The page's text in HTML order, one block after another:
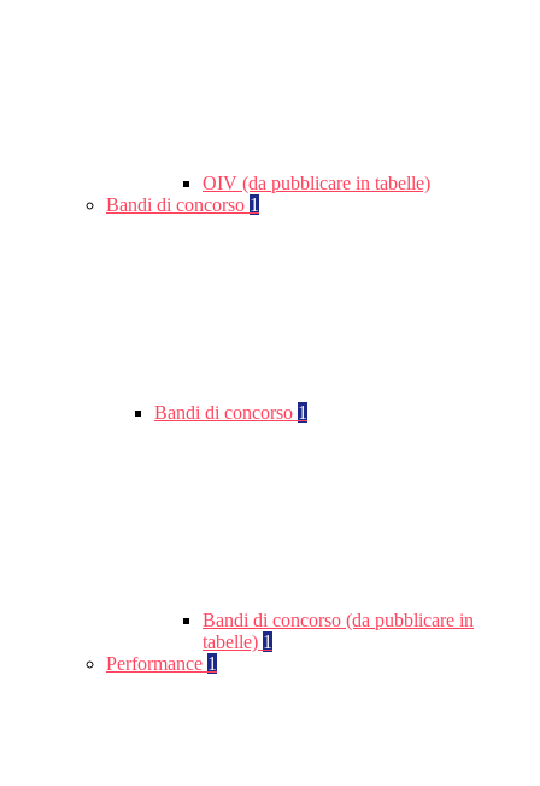
OIV (da pubblicare in tabelle)
Bandi di concorso 1
Bandi di concorso 1
Bandi di concorso (da pubblicare in
tabelle) 1
Performance 1